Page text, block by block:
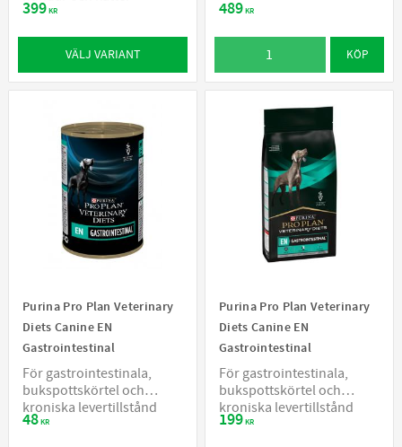
399KR
VÄLJ VARIANT
489KR
KÖP
Purina Pro Plan Veterinary
Diets Canine EN
Gastrointestinal
För gastrointestinala,
bukspottskörtel och
kroniska levertillstånd
48KR
Purina Pro Plan Veterinary
Diets Canine EN
Gastrointestinal
För gastrointestinala,
bukspottskörtel och
kroniska levertillstånd
199KR